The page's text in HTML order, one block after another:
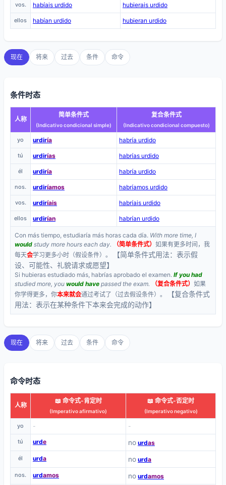
vos. habíais urdido hubierais urdido
ellos habían urdido hubieran urdido
现在 将来 过去 条件 命令
条件时态
人称
简单条件式
(Indicativo condicional simple)
复合条件式
(Indicativo condicional compuesto)
yo urdiría habría urdido
tú urdirías habrías urdido
él urdiría habría urdido
nos. urdiríamos habríamos urdido
vos. urdiríais habríais urdido
ellos urdirían habrían urdido
Con más tiempo, estudiaría más horas cada día. With more time, I
would study more hours each day. （简单条件式） 如果有更多时间，我
每天会学习更多小时（假设条件）。
【简单条件式用法：表示假
设、可能性、礼貌请求或愿望】
Si hubieras estudiado más, habrías aprobado el examen. If you had
studied more, you would have passed the exam. （复合条件式） 如果
你学得更多，你本来就会通过考试了（过去假设条件）。
【复合条件式
用法：表示在某种条件下本来会完成的动作】
现在 将来 过去 条件 命令
命令时态
人称
📖 命令式-肯定时
(Imperativo afirmativo)
📖 命令式-否定时
(Imperativo negativo)
yo - -
tú urde no urdas
él urda no urda
nos. urdamos no urdamos